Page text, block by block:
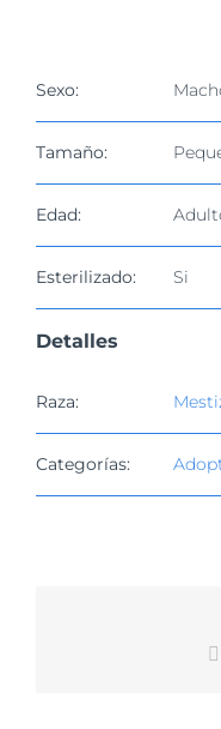
imagen
Sexo:
Tamaño:
Edad:
Esterilizado: Si
Detalles
Raza:
Categorías: